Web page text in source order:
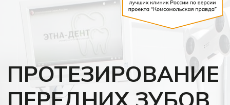
ПРОТЕЗИРОВАНИЕ
ПЕРЕДНИХ ЗУБОВ
Гарантируем высокую степень
надежности, безопасности и
превосходный внешний вид
протезов